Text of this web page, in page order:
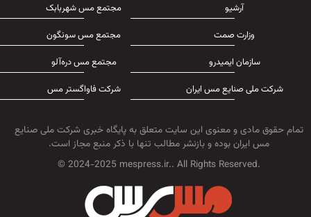
آرشیو
وزارت صمت
سازمان ایمیدرو
شرکت ملی صنایع مس ایران
مجتمع مس شهربابک
مجتمع مس سونگون
مجتمع مس دره‌آلو
شرکت فاواگستر مس
تمام حقوق مادی و معنوی این سایت متعلق به پایگاه خبری شرکت ملی صنایع
مس ایران بوده و بازنشر مطالب تنها با ذکر منبع مجاز است.
© 2024-2025 mespress.ir.. All Rights Reserved.